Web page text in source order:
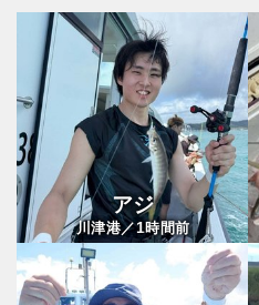
アジ
川津港／1時間前